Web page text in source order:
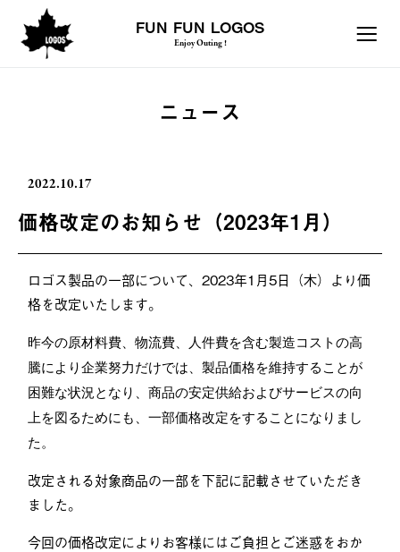
FUN FUN LOGOS
Enjoy Outing !
ニュース
2022.10.17
価格改定のお知らせ（2023年1月）
ロゴス製品の一部について、2023年1月5日（木）より価
格を改定いたします。
昨今の原材料費、物流費、人件費を含む製造コストの高
騰により企業努力だけでは、製品価格を維持することが
困難な状況となり、商品の安定供給およびサービスの向
上を図るためにも、一部価格改定をすることになりまし
た。
改定される対象商品の一部を下記に記載させていただき
ました。
今回の価格改定によりお客様にはご負担とご迷惑をおか